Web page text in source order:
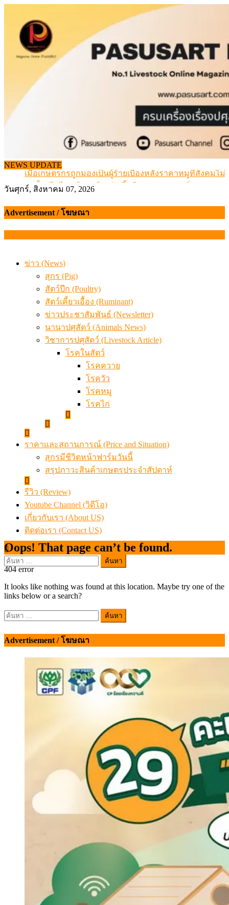
content
NEWS UPDATE
สกัดลักลอบนำเข้าเอ็นโคแช่แข็งกว่า 12.6 ตัน สมุทรสาคร
เมื่อเกษตรกรถูกมองเป็นผู้ร้ายเบื้องหลังราคาหมูที่สังคมไม่
สุดอั้น! ไข่ไก่หน้าฟาร์มปรับขึ้นอีก 6 บาท/แผง เริ่ม 7 ส.ค.69
เดินหน้าดัน “ราคากลางโคเนื้อ” แก้ปัญหาราคาโคเนื้อตก
วันศุกร์, สิงหาคม 07, 2026
Advertisement / โฆษณา
ข่าว (News)
สุกร (Pig)
สัตว์ปีก (Poultry)
สัตว์เคี้ยวเอื้อง (Ruminant)
ข่าวประชาสัมพันธ์ (Newsletter)
นานาปศุสัตว์ (Animals News)
วิชาการปศุสัตว์ (Livestock Article)
โรคในสัตว์
โรคควาย
โรควัว
โรคหมู
โรคไก่
ราคาและสถานการณ์ (Price and Situation)
สุกรมีชีวิตหน้าฟาร์มวันนี้
สรุปภาวะสินค้าเกษตรประจำสัปดาห์
รีวิว (Review)
Youtube Channel (วิดีโอ)
เกี่ยวกับเรา (About US)
ติดต่อเรา (Contact US)
ค้นหา
สำหรับ:
Oops! That page can’t be found.
404error
It looks like nothing was found at this location. Maybe try one of the
links below or a search?
ค้นหา
Advertisement / โฆษณา